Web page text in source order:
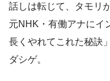
話しは転じて、タモリ
元NHK・有働アナにイ
長くやれてこれた秘訣
ダシゲ。